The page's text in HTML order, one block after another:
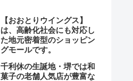
【おおとりウイングス】
は、高齢化社会にも対応し
た地元密着型のショッピン
グモールです。
千利休の生誕地・堺では和
菓子の老舗人気店が豊富な